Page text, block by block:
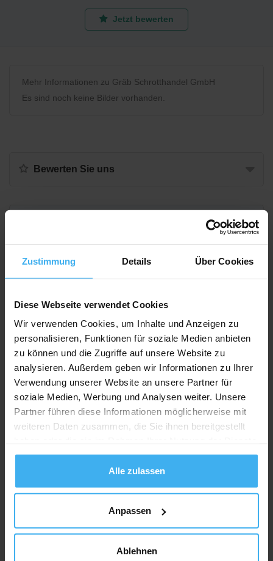
Zustimmung Details Über Cookies
Diese Webseite verwendet Cookies
Wir verwenden Cookies, um Inhalte und Anzeigen zu
personalisieren, Funktionen für soziale Medien anbieten
zu können und die Zugriffe auf unsere Website zu
analysieren. Außerdem geben wir Informationen zu Ihrer
Verwendung unserer Website an unsere Partner für
soziale Medien, Werbung und Analysen weiter. Unsere
Partner führen diese Informationen möglicherweise mit
weiteren Daten zusammen, die Sie ihnen bereitgestellt
gesammelt haben.
Alle zulassen
Anpassen
Ablehnen
Jetzt bewerten
Mehr Informationen zu Gräb Schrotthandel GmbH
Es sind noch keine Bilder vorhanden.
Bewerten Sie uns